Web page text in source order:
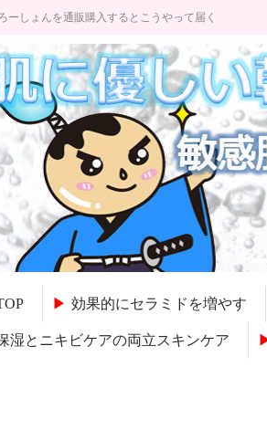
ーしょんを通販購入するとこうやって届く
効果的にセラミドを増やす
湿とニキビケアの両立スキンケア